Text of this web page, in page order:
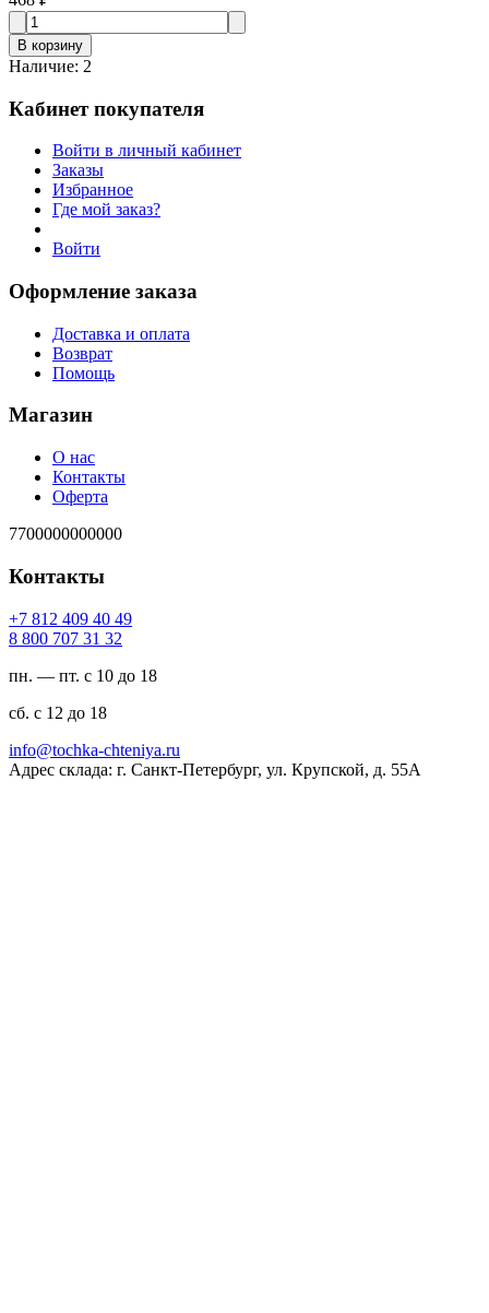
В корзину
Наличие: 2
Кабинет покупателя
Войти в личный кабинет
Заказы
Избранное
Где мой заказ?
Войти
Оформление заказа
Доставка и оплата
Возврат
Помощь
Магазин
О нас
Контакты
Оферта
7700000000000
Контакты
94 04 904 218 7+
23 13 707 008 8
пн. — пт. с 10 до 18
сб. с 12 до 18
ur.ayinethc-akhcot@ofni
Адрес склада: г. Санкт-Петербург, ул. Крупской, д. 55А